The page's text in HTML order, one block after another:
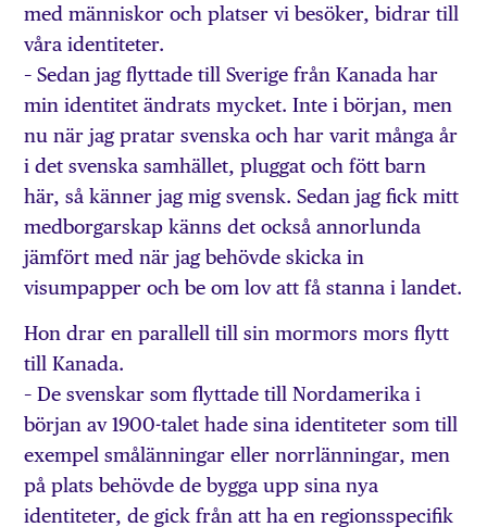
med människor och platser vi besöker, bidrar till
våra identiteter.
– Sedan jag flyttade till Sverige från Kanada har
min identitet ändrats mycket. Inte i början, men
nu när jag pratar svenska och har varit många år
i det svenska samhället, pluggat och fött barn
här, så känner jag mig svensk. Sedan jag fick mitt
medborgarskap känns det också annorlunda
jämfört med när jag behövde skicka in
visumpapper och be om lov att få stanna i landet.
Hon drar en parallell till sin mormors mors flytt
till Kanada.
– De svenskar som flyttade till Nordamerika i
början av 1900-talet hade sina identiteter som till
exempel smålänningar eller norrlänningar, men
på plats behövde de bygga upp sina nya
identiteter, de gick från att ha en regionsspecifik